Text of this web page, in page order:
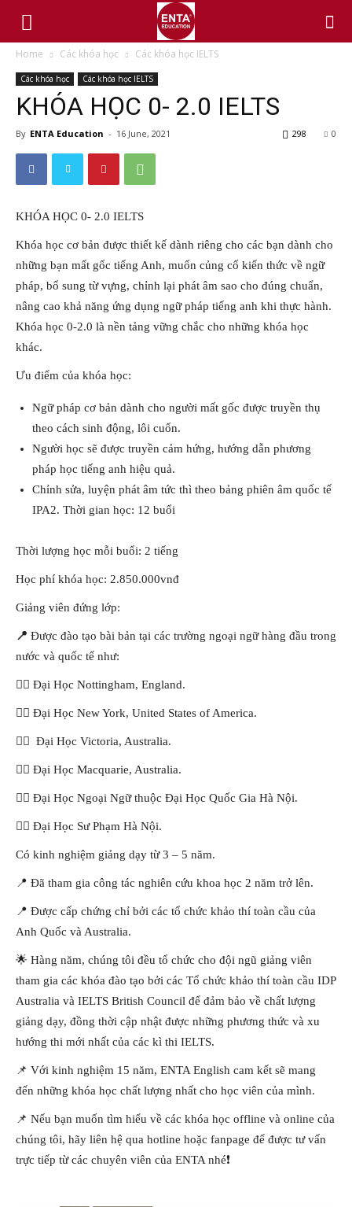
Home Các khóa học Các khóa học IELTS
Các khóa học Các khóa học IELTS
KHÓA HỌC 0- 2.0 IELTS
By ENTA Education - 16 June, 2021 0
298
KHÓA HỌC 0- 2.0 IELTS
Khóa học cơ bản được thiết kế dành riêng cho các bạn dành cho
những bạn mất gốc tiếng Anh, muốn củng cố kiến thức về ngữ
pháp, bổ sung từ vựng, chỉnh lại phát âm sao cho đúng chuẩn,
nâng cao khả năng ứng dụng ngữ pháp tiếng anh khi thực hành.
Khóa học 0-2.0 là nền tảng vững chắc cho những khóa học
khác.
Ưu điểm của khóa học:
Ngữ pháp cơ bản dành cho người mất gốc được truyền thụ
theo cách sinh động, lôi cuốn.
Người học sẽ được truyền cảm hứng, hướng dẫn phương
pháp học tiếng anh hiệu quả.
Chỉnh sửa, luyện phát âm tức thì theo bảng phiên âm quốc tế
IPA2. Thời gian học: 12 buổi
Thời lượng học mỗi buổi: 2 tiếng
Học phí khóa học: 2.850.000vnđ
Giảng viên đứng lớp:
📍 Được đào tạo bài bản tại các trường ngoại ngữ hàng đầu trong
nước và quốc tế như:
👉🏻 Đại Học Nottingham, England.
👉🏻 Đại Học New York, United States of America.
👉🏻 Đại Học Victoria, Australia.
👉🏻 Đại Học Macquarie, Australia.
👉🏻 Đại Học Ngoại Ngữ thuộc Đại Học Quốc Gia Hà Nội.
👉🏻 Đại Học Sư Phạm Hà Nội.
Có kinh nghiệm giảng dạy từ 3 – 5 năm.
📍 Đã tham gia công tác nghiên cứu khoa học 2 năm trở lên.
📍 Được cấp chứng chỉ bởi các tổ chức khảo thí toàn cầu của
Anh Quốc và Australia.
🌟 Hàng năm, chúng tôi đều tổ chức cho đội ngũ giảng viên
tham gia các khóa đào tạo bởi các Tổ chức khảo thí toàn cầu IDP
Australia và IELTS British Council để đảm bảo về chất lượng
giảng dạy, đồng thời cập nhật được những phương thức và xu
hướng thi mới nhất của các kì thi IELTS.
📌 Với kinh nghiệm 15 năm, ENTA English cam kết sẽ mang
đến những khóa học chất lượng nhất cho học viên của mình.
📌 Nếu bạn muốn tìm hiểu về các khóa học offline và online của
chúng tôi, hãy liên hệ qua hotline hoặc fanpage để được tư vấn
trực tiếp từ các chuyên viên của ENTA nhé❗️